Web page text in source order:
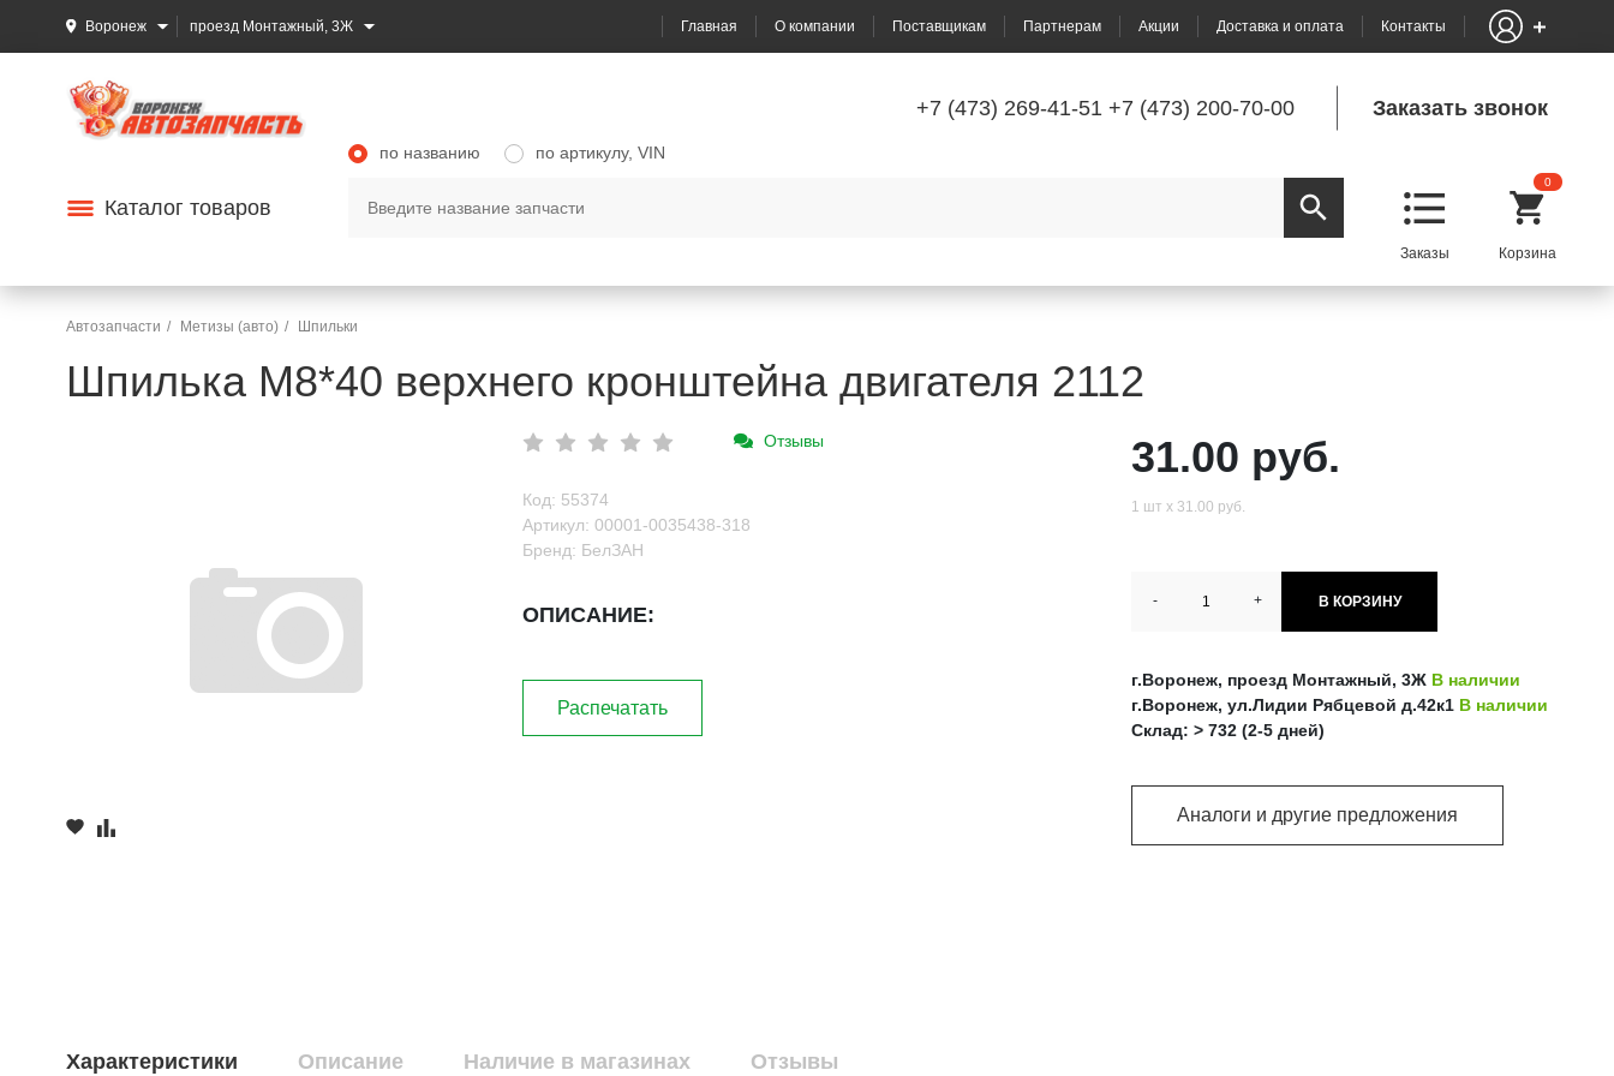
Воронеж проезд Монтажный, 3Ж Главная О компании Поставщикам Партнерам Акции Доставка и оплата Контакты
+7 (473) 269-41-51 +7 (473) 200-70-00 Заказать звонок
Каталог товаров
по названию по артикулу, VIN
0
Автозапчасти Метизы (авто) Шпильки
Шпилька М8*40 верхнего кронштейна двигателя 2112
Отзывы
Код: 55374
Артикул: 00001-0035438-318
Бренд: БелЗАН
ОПИСАНИЕ:
Распечатать
31.00 руб.
1 шт х 31.00 руб.
- + В КОРЗИНУ
г.Воронеж, проезд Монтажный, 3Ж В наличии
г.Воронеж, ул.Лидии Рябцевой д.42к1 В наличии
Склад: > 732 (2-5 дней)
Аналоги и другие предложения
Характеристики Описание Наличие в магазинах Отзывы